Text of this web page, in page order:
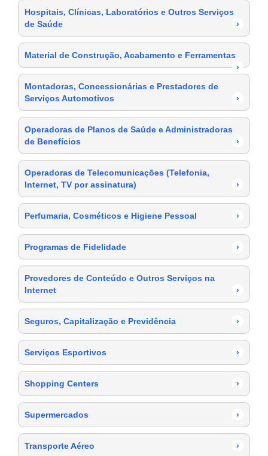
Hospitais, Clínicas, Laboratórios e Outros Serviços
de Saúde
›
Material de Construção, Acabamento e Ferramentas
›
Montadoras, Concessionárias e Prestadores de
Serviços Automotivos
›
Operadoras de Planos de Saúde e Administradoras
de Benefícios
›
Operadoras de Telecomunicações (Telefonia,
Internet, TV por assinatura)
›
Perfumaria, Cosméticos e Higiene Pessoal ›
Programas de Fidelidade ›
Provedores de Conteúdo e Outros Serviços na
Internet
›
Seguros, Capitalização e Previdência ›
Serviços Esportivos ›
Shopping Centers ›
Supermercados ›
Transporte Aéreo ›